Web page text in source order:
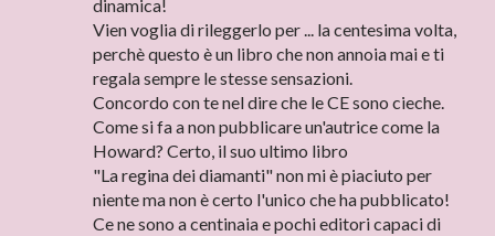
dinamica!
Vien voglia di rileggerlo per ... la centesima volta,
perchè questo è un libro che non annoia mai e ti
regala sempre le stesse sensazioni.
Concordo con te nel dire che le CE sono cieche.
Come si fa a non pubblicare un'autrice come la
Howard? Certo, il suo ultimo libro
"La regina dei diamanti" non mi è piaciuto per
niente ma non è certo l'unico che ha pubblicato!
Ce ne sono a centinaia e pochi editori capaci di